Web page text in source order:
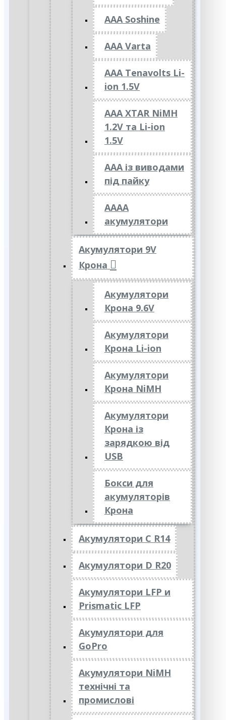
AAA Soshine
AAA Varta
AAA Tenavolts Li-
ion 1.5V
AAA XTAR NiMH
1.2V та Li-ion
1.5V
ААА із виводами
під пайку
АААА
акумулятори
Акумулятори 9V
Крона
Акумулятори
Крона 9.6V
Акумулятори
Крона Li-ion
Акумулятори
Крона NiMH
Акумулятори
Крона із
зарядкою від
USB
Бокси для
акумуляторів
Крона
Акумулятори C R14
Акумулятори D R20
Акумулятори LFP и
Prismatic LFP
Акумулятори для
GoPro
Акумулятори NiMH
технічні та
промислові